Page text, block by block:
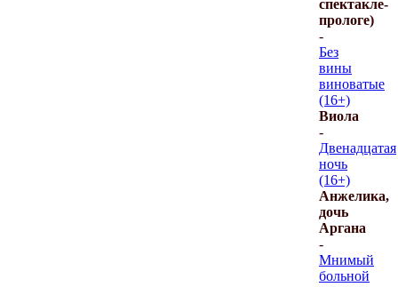
спектакле-
прологе)
-
Без
вины
виноватые
(16+)
Виола
-
Двенадцатая
ночь
(16+)
Анжелика,
дочь
Аргана
-
Мнимый
больной